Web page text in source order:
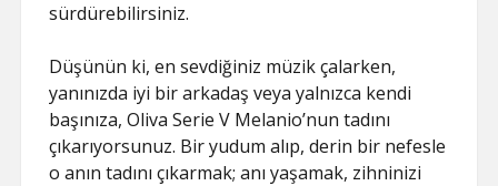
sürdürebilirsiniz.
Düşünün ki, en sevdiğiniz müzik çalarken,
yanınızda iyi bir arkadaş veya yalnızca kendi
başınıza, Oliva Serie V Melanio’nun tadını
çıkarıyorsunuz. Bir yudum alıp, derin bir nefesle
o anın tadını çıkarmak; anı yaşamak, zihninizi